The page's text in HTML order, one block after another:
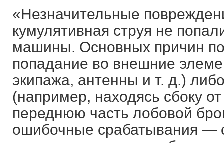
«Незначительные
кумулятивная струя не
машины. Основных причин
попадание во внешние
экипажа, антенны и т. д.)
(например, находясь сбоку
переднюю часть лобовой
ошибочные срабатывания —